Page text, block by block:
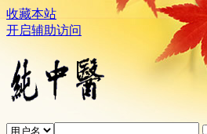
收藏本站
开启辅助访问